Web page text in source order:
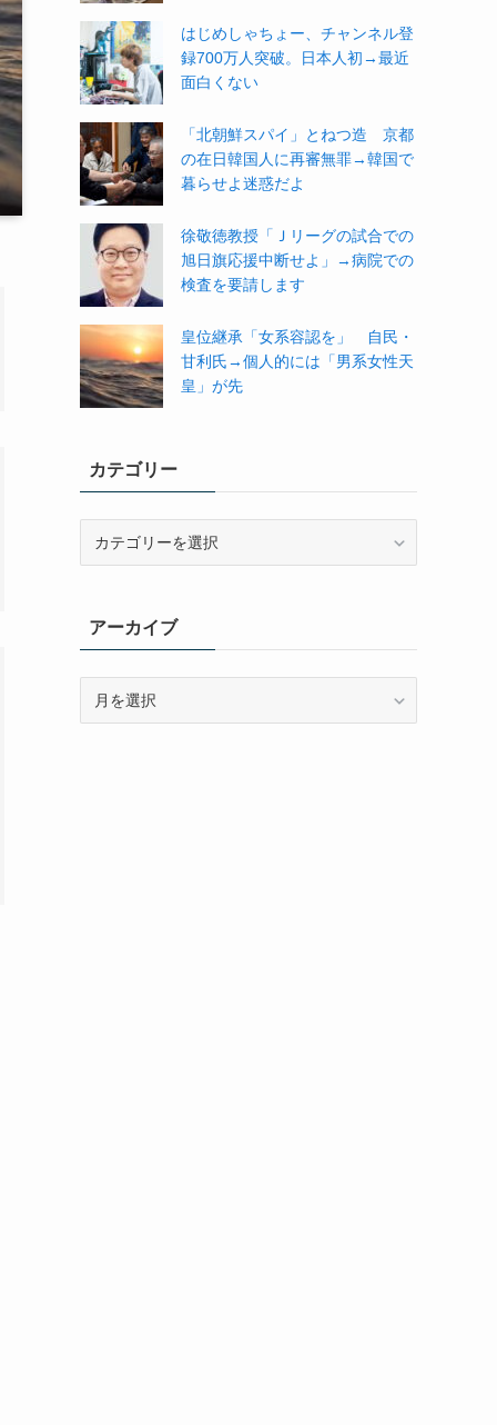
はじめしゃちょー、チャンネル登
録700万人突破。日本人初→最近
面白くない
「北朝鮮スパイ」とねつ造 京都
の在日韓国人に再審無罪→韓国で
暮らせよ迷惑だよ
徐敬徳教授「Ｊリーグの試合での
旭日旗応援中断せよ」→病院での
検査を要請します
皇位継承「女系容認を」 自民・
甘利氏→個人的には「男系女性天
皇」が先
カテゴリー
ーアーカイブ